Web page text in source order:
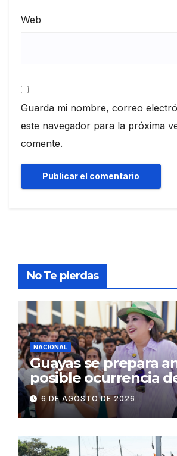
Web
Guarda mi nombre, correo
este navegador para la próxima
comente.
No Te pierdas
NACIONAL
Guayas se prepara
posible ocurrencia
fenómeno de El
Gobierno Nacional
2.500 jóvenes
6 DE AGOSTO DE 2026